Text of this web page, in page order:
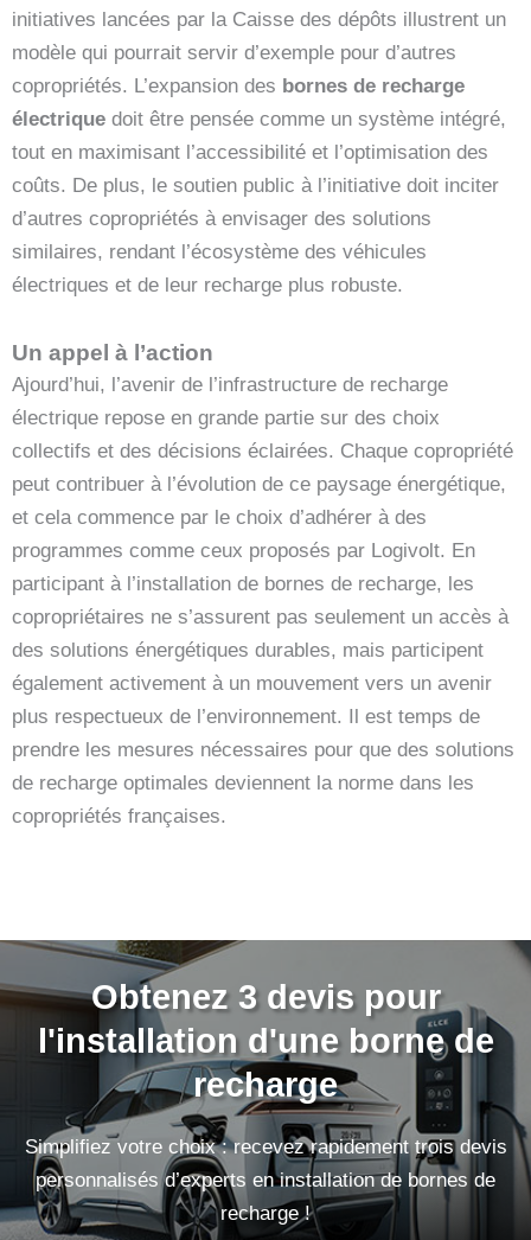
initiatives lancées par la Caisse des dépôts illustrent un
modèle qui pourrait servir d’exemple pour d’autres
copropriétés. L’expansion des bornes de recharge
électrique doit être pensée comme un système intégré,
tout en maximisant l’accessibilité et l’optimisation des
coûts. De plus, le soutien public à l’initiative doit inciter
d’autres copropriétés à envisager des solutions
similaires, rendant l’écosystème des véhicules
électriques et de leur recharge plus robuste.
Un appel à l’action
Ajourd’hui, l’avenir de l’infrastructure de recharge
électrique repose en grande partie sur des choix
collectifs et des décisions éclairées. Chaque copropriété
peut contribuer à l’évolution de ce paysage énergétique,
et cela commence par le choix d’adhérer à des
programmes comme ceux proposés par Logivolt. En
participant à l’installation de bornes de recharge, les
copropriétaires ne s’assurent pas seulement un accès à
des solutions énergétiques durables, mais participent
également activement à un mouvement vers un avenir
plus respectueux de l’environnement. Il est temps de
prendre les mesures nécessaires pour que des solutions
de recharge optimales deviennent la norme dans les
copropriétés françaises.
Obtenez 3 devis pour
l'installation d'une borne de
recharge
Simplifiez votre choix : recevez rapidement trois devis
personnalisés d’experts en installation de bornes de
recharge !